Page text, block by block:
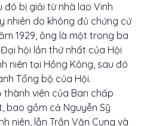
đó bị giải từ nhà lao Vinh
nhiên do không đủ chứng cứ
1929, ông là một trong ba
hội lần thứ nhất của Hội
niên tại Hồng Kông, sau đó
Tổng bộ của Hội.
thành viên của Ban chấp
bao gồm cả Nguyễn Sỹ
niên, lẫn Trần Văn Cung và